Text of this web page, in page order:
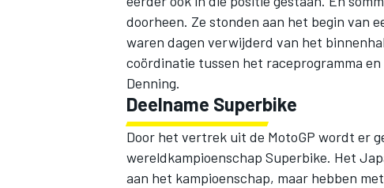
doorheen. Ze stonden aan het begin van
waren dagen verwijderd van het
coördinatie tussen het raceprogramma
Denning.
Deelname Superbike
Door het vertrek uit de MotoGP wordt er
wereldkampioenschap Superbike. Het
aan het kampioenschap, maar hebben